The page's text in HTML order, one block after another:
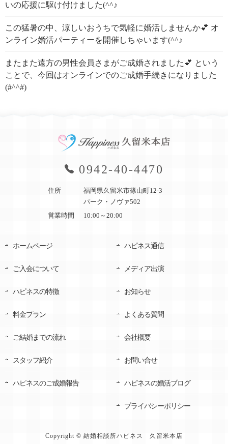
いの応援に駆け付けました(^^♪
この猛暑の中、涼しいおうちで気軽に婚活しませんか💕 オ
ンライン婚活パーティーを開催しちゃいます(^^♪
またまた遠方の男性会員さまがご成婚されました💕 という
ことで、今回はオンラインでのご成婚手続きになりました
(#^^#)
0942-40-4470
住所
福岡県久留米市篠山町12-3
パーク・ノヴァ502
営業時間
10:00～20:00
ホームページ
ご入会について
ハピネスの特徴
料金プラン
ご結婚までの流れ
スタッフ紹介
ハピネスのご成婚報告
ハピネス通信
メディア出演
お知らせ
よくある質問
会社概要
お問い合せ
ハピネスの婚活ブログ
プライバシーポリシー
Copyright © 結婚相談所ハピネス 久留米本店